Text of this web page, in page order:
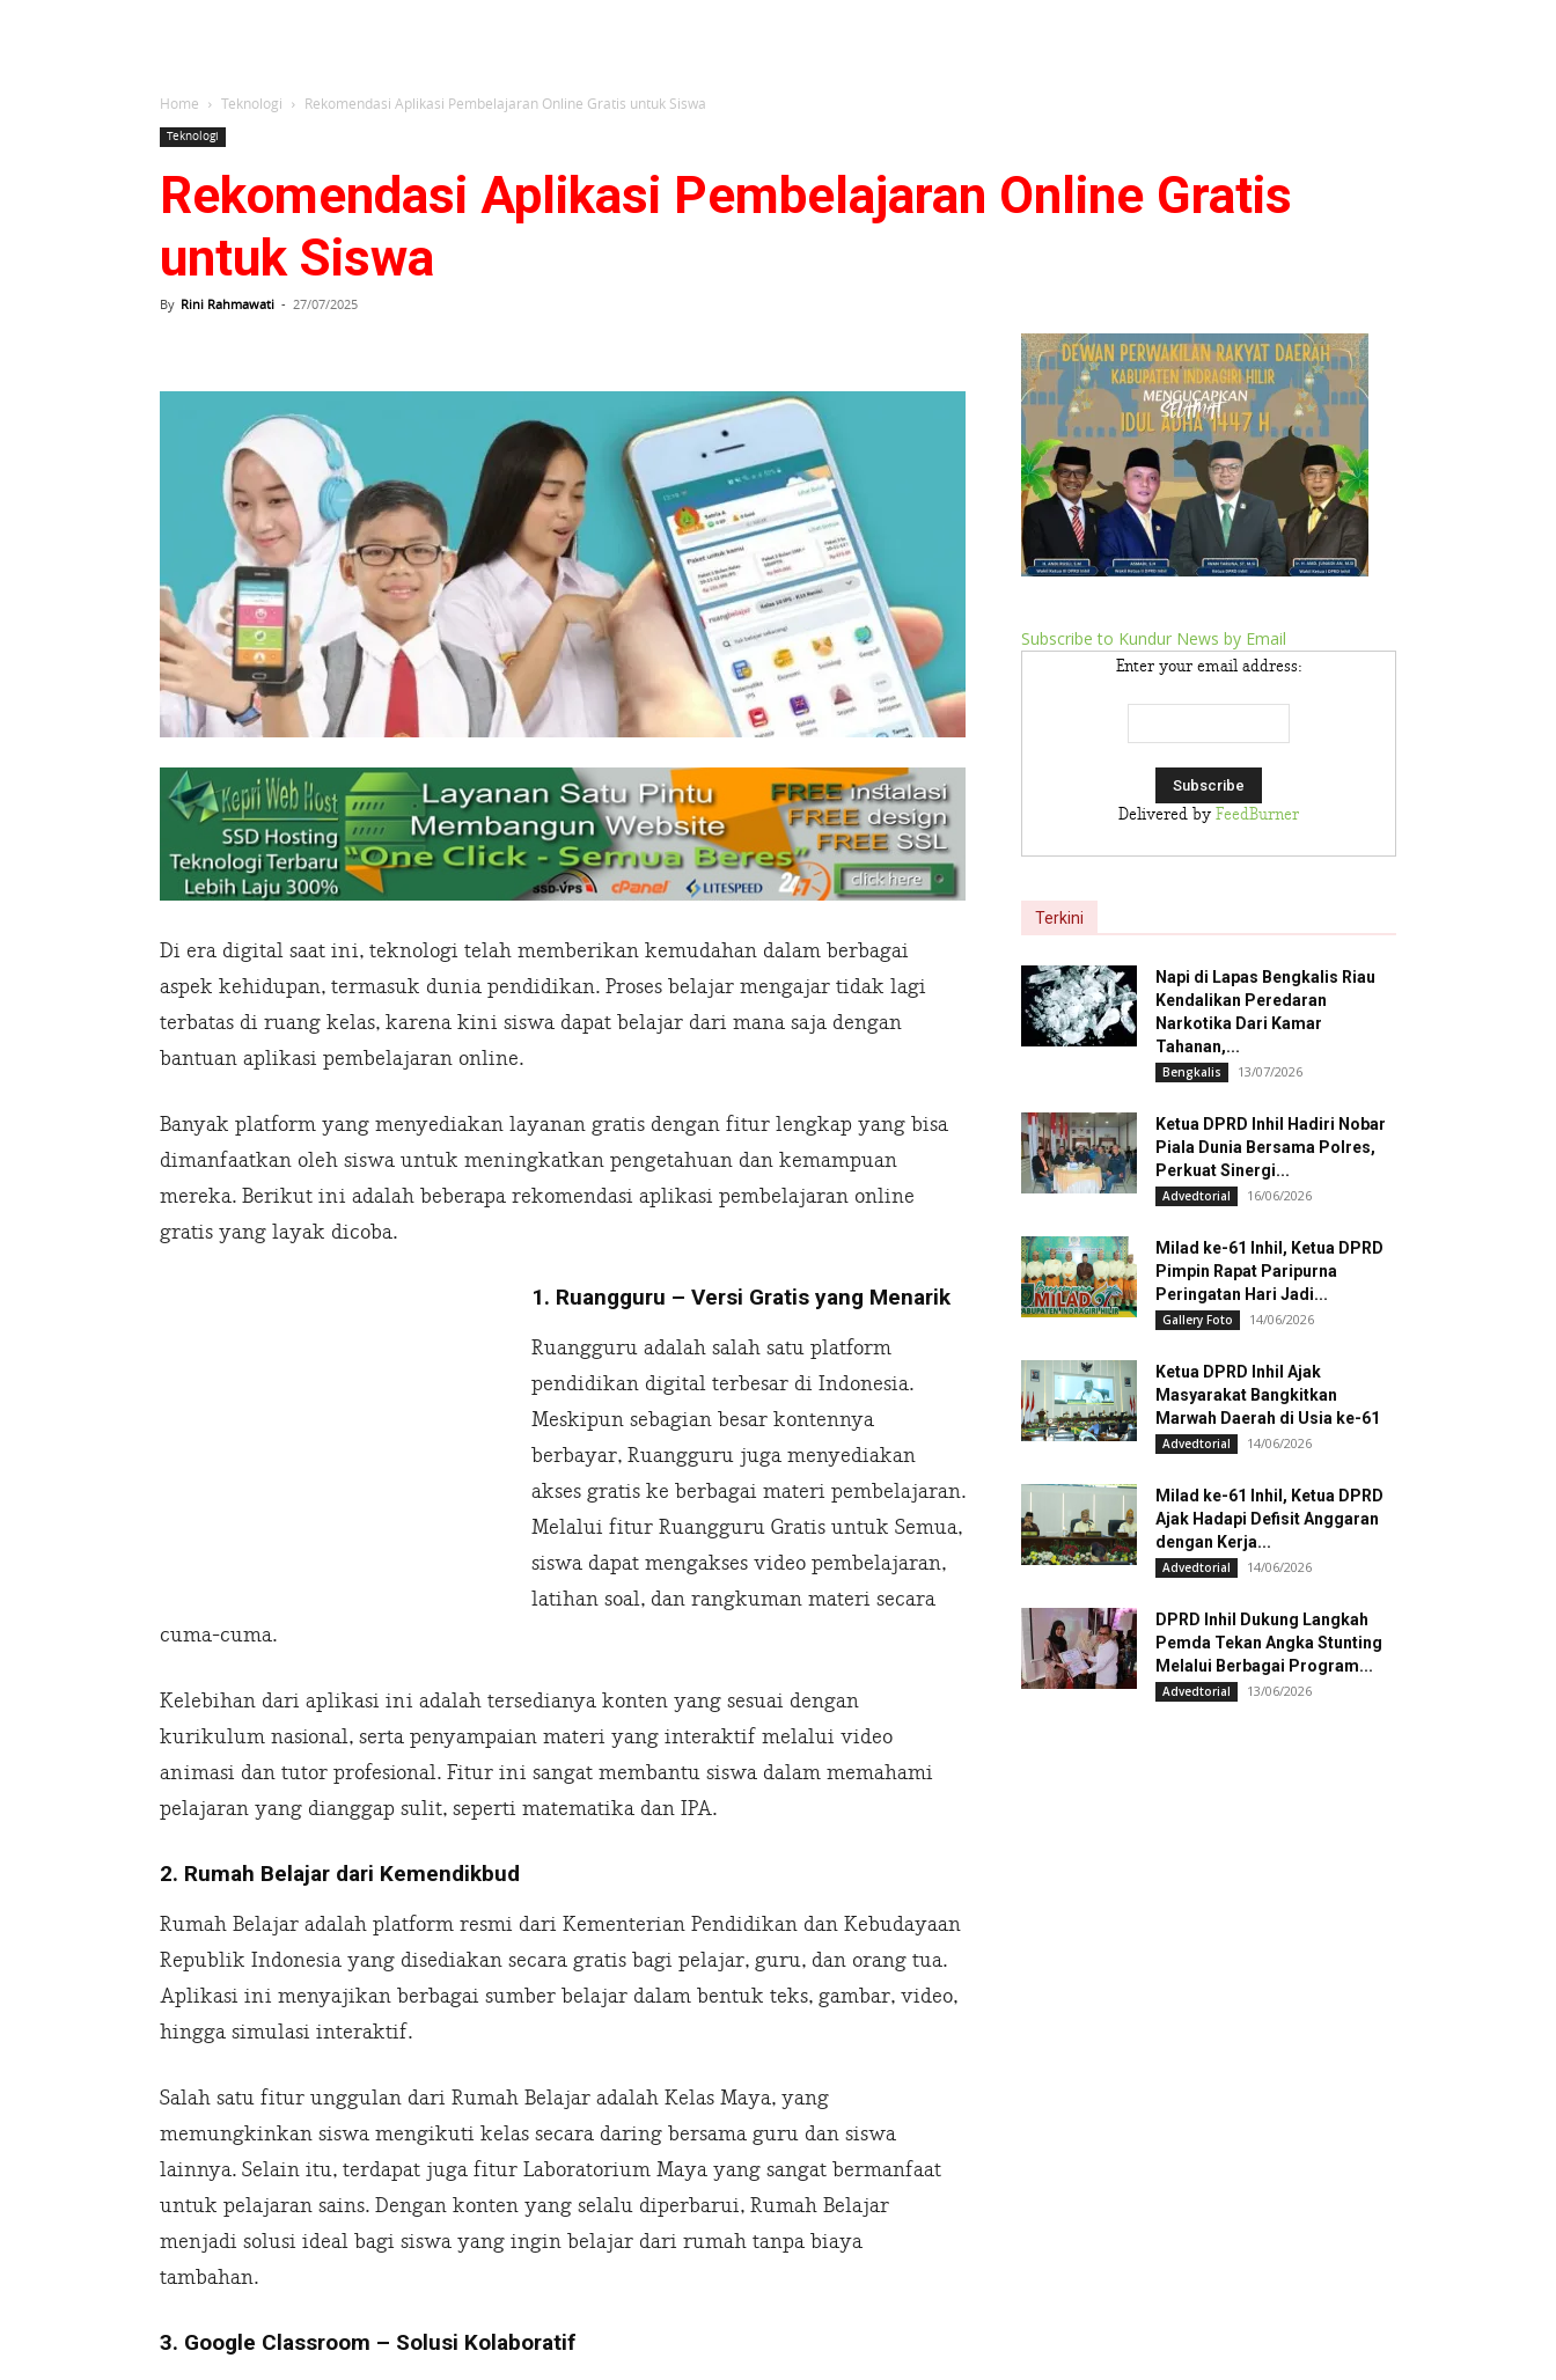
Home Teknologi Rekomendasi Aplikasi Pembelajaran Online Gratis untuk Siswa
Teknologi
Rekomendasi Aplikasi Pembelajaran Online Gratis
untuk Siswa
By Rini Rahmawati - 27/07/2025
Di era digital saat ini, teknologi telah memberikan kemudahan dalam berbagai
aspek kehidupan, termasuk dunia pendidikan. Proses belajar mengajar tidak lagi
terbatas di ruang kelas, karena kini siswa dapat belajar dari mana saja dengan
bantuan aplikasi pembelajaran online.
Banyak platform yang menyediakan layanan gratis dengan fitur lengkap yang bisa
dimanfaatkan oleh siswa untuk meningkatkan pengetahuan dan kemampuan
mereka. Berikut ini adalah beberapa rekomendasi aplikasi pembelajaran online
gratis yang layak dicoba.
1. Ruangguru – Versi Gratis yang Menarik
Ruangguru adalah salah satu platform
pendidikan digital terbesar di Indonesia.
Meskipun sebagian besar kontennya
berbayar, Ruangguru juga menyediakan
akses gratis ke berbagai materi pembelajaran.
Melalui fitur Ruangguru Gratis untuk Semua,
siswa dapat mengakses video pembelajaran,
latihan soal, dan rangkuman materi secara
cuma-cuma.
Kelebihan dari aplikasi ini adalah tersedianya konten yang sesuai dengan
kurikulum nasional, serta penyampaian materi yang interaktif melalui video
animasi dan tutor profesional. Fitur ini sangat membantu siswa dalam memahami
pelajaran yang dianggap sulit, seperti matematika dan IPA.
2. Rumah Belajar dari Kemendikbud
Rumah Belajar adalah platform resmi dari Kementerian Pendidikan dan Kebudayaan
Republik Indonesia yang disediakan secara gratis bagi pelajar, guru, dan orang tua.
Aplikasi ini menyajikan berbagai sumber belajar dalam bentuk teks, gambar, video,
hingga simulasi interaktif.
Salah satu fitur unggulan dari Rumah Belajar adalah Kelas Maya, yang
memungkinkan siswa mengikuti kelas secara daring bersama guru dan siswa
lainnya. Selain itu, terdapat juga fitur Laboratorium Maya yang sangat bermanfaat
untuk pelajaran sains. Dengan konten yang selalu diperbarui, Rumah Belajar
menjadi solusi ideal bagi siswa yang ingin belajar dari rumah tanpa biaya
tambahan.
3. Google Classroom – Solusi Kolaboratif
Subscribe to Kundur News by Email
Enter your email address:
Delivered by FeedBurner
Terkini
Napi di Lapas Bengkalis Riau
Kendalikan Peredaran
Narkotika Dari Kamar
Tahanan,...
Bengkalis 13/07/2026
Ketua DPRD Inhil Hadiri Nobar
Piala Dunia Bersama Polres,
Perkuat Sinergi...
Advedtorial 16/06/2026
Milad ke-61 Inhil, Ketua DPRD
Pimpin Rapat Paripurna
Peringatan Hari Jadi...
Gallery Foto 14/06/2026
Ketua DPRD Inhil Ajak
Masyarakat Bangkitkan
Marwah Daerah di Usia ke-61
Advedtorial 14/06/2026
Milad ke-61 Inhil, Ketua DPRD
Ajak Hadapi Defisit Anggaran
dengan Kerja...
Advedtorial 14/06/2026
DPRD Inhil Dukung Langkah
Pemda Tekan Angka Stunting
Melalui Berbagai Program...
Advedtorial 13/06/2026